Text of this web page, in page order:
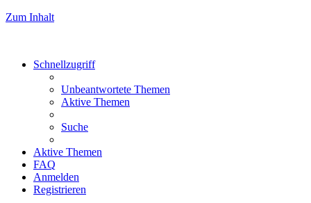
Zum Inhalt
Schnellzugriff
Unbeantwortete Themen
Aktive Themen
Suche
Aktive Themen
FAQ
Anmelden
Registrieren